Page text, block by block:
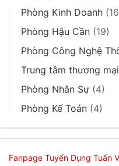
Phòng Kinh Doanh
Phòng Hậu Cần (19)
Phòng Công Nghệ
Trung tâm thương mại
Phòng Nhân Sự(4)
Phòng Kế Toán (4)
Fanpage Tuyển Dụng Tuấn